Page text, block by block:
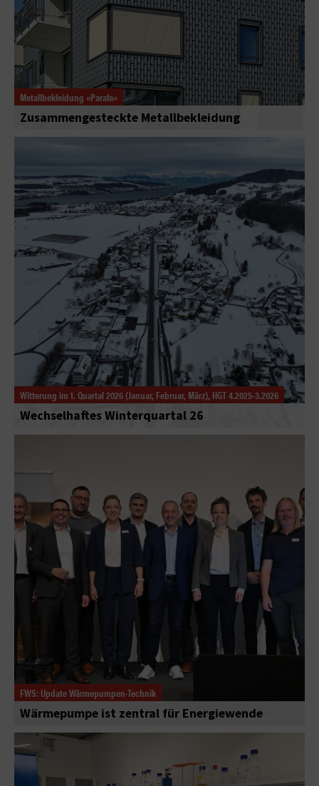
Metallbekleidung «Parafa»
Zusammengesteckte Metallbekleidung
Witterung im 1. Quartal 2026 (Januar, Februar, März), HGT 4.2025-3.2026
Wechselhaftes Winterquartal 26
FWS: Update Wärmepumpen-Technik
Wärmepumpe ist zentral für Energiewende